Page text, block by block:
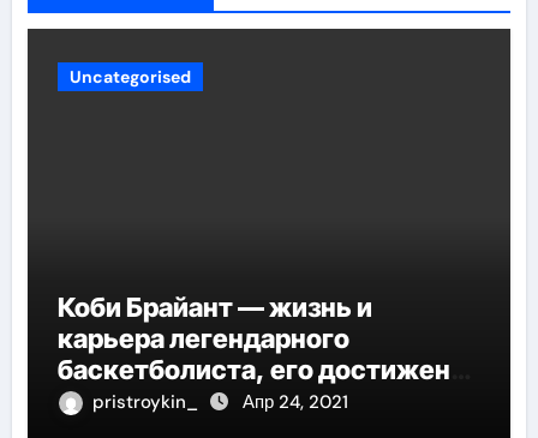
Uncategorised
Коби Брайант — жизнь и
карьера легендарного
баскетболиста, его достижения
и наследие
pristroykin_ Апр 24, 2021